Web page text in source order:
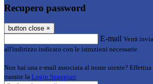
Recupero password
button close ×
E-mail Verrà
all'indirizzo indicato con le istruzioni necessarie.
Non hai una e-mail associata al nome utente?
tramite la Login Spaggiari